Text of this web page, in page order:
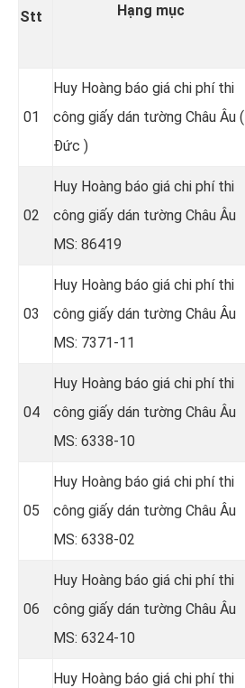
Stt Hạng mục
01
Huy Hoàng báo giá chi phí thi
công giấy dán tường Châu Âu (
Đức )
02
Huy Hoàng báo giá chi phí thi
công giấy dán tường Châu Âu
MS: 86419
03
Huy Hoàng báo giá chi phí thi
công giấy dán tường Châu Âu
MS: 7371-11
04
Huy Hoàng báo giá chi phí thi
công giấy dán tường Châu Âu
MS: 6338-10
05
Huy Hoàng báo giá chi phí thi
công giấy dán tường Châu Âu
MS: 6338-02
06
Huy Hoàng báo giá chi phí thi
công giấy dán tường Châu Âu
MS: 6324-10
Huy Hoàng báo giá chi phí thi